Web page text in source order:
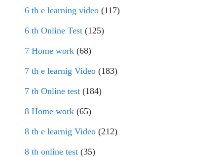
6 th e learning video (117)
6 th Online Test (125)
7 Home work (68)
7 th e learnig Video (183)
7 th Online test (184)
8 Home work (65)
8 th e learnig Video (212)
8 th online test (35)